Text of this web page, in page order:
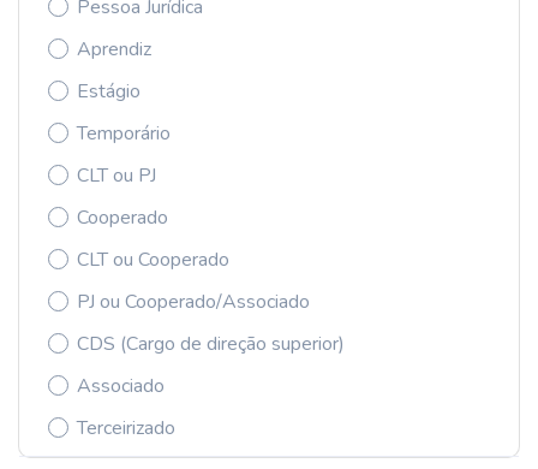
Pessoa Jurídica
Aprendiz
Estágio
Temporário
CLT ou PJ
Cooperado
CLT ou Cooperado
PJ ou Cooperado/Associado
CDS (Cargo de direção superior)
Associado
Terceirizado